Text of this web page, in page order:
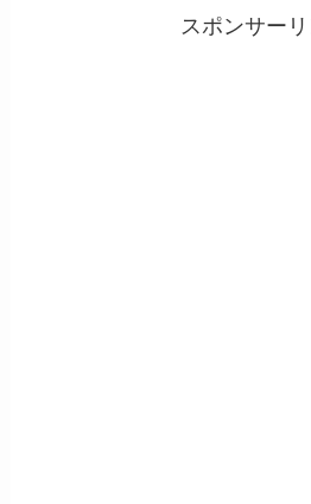
スポンサー